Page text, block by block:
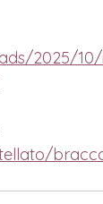
2025/10/